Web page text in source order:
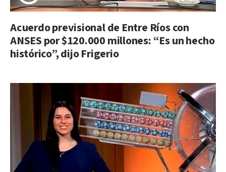
Acuerdo previsional de Entre Ríos con
ANSES por $120.000 millones: “Es un hecho
histórico”, dijo Frigerio